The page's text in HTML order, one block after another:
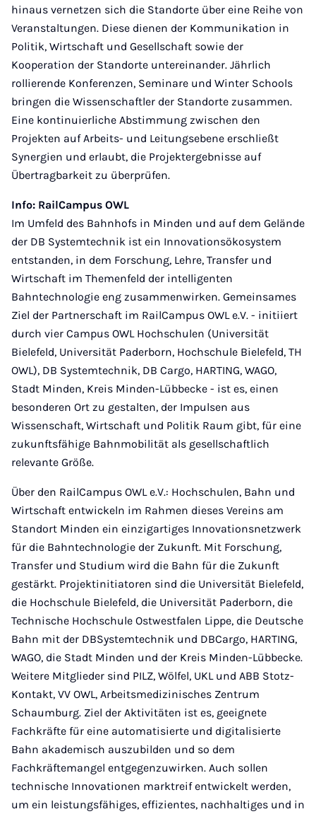
hinaus vernetzen sich die Standorte über eine Reihe von
Veranstaltungen. Diese dienen der Kommunikation in
Politik, Wirtschaft und Gesellschaft sowie der
Kooperation der Standorte untereinander. Jährlich
rollierende Konferenzen, Seminare und Winter Schools
bringen die Wissenschaftler der Standorte zusammen.
Eine kontinuierliche Abstimmung zwischen den
Projekten auf Arbeits- und Leitungsebene erschließt
Synergien und erlaubt, die Projektergebnisse auf
Übertragbarkeit zu überprüfen.
Info: RailCampus OWL
Im Umfeld des Bahnhofs in Minden und auf dem Gelände
der DB Systemtechnik ist ein Innovationsökosystem
entstanden, in dem Forschung, Lehre, Transfer und
Wirtschaft im Themenfeld der intelligenten
Bahntechnologie eng zusammenwirken. Gemeinsames
Ziel der Partnerschaft im RailCampus OWL e.V. - initiiert
durch vier Campus OWL Hochschulen (Universität
Bielefeld, Universität Paderborn, Hochschule Bielefeld, TH
OWL), DB Systemtechnik, DB Cargo, HARTING, WAGO,
Stadt Minden, Kreis Minden-Lübbecke - ist es, einen
besonderen Ort zu gestalten, der Impulsen aus
Wissenschaft, Wirtschaft und Politik Raum gibt, für eine
zukunftsfähige Bahnmobilität als gesellschaftlich
relevante Größe.
Über den RailCampus OWL e.V.: Hochschulen, Bahn und
Wirtschaft entwickeln im Rahmen dieses Vereins am
Standort Minden ein einzigartiges Innovationsnetzwerk
für die Bahntechnologie der Zukunft. Mit Forschung,
Transfer und Studium wird die Bahn für die Zukunft
gestärkt. Projektinitiatoren sind die Universität Bielefeld,
die Hochschule Bielefeld, die Universität Paderborn, die
Technische Hochschule Ostwestfalen Lippe, die Deutsche
Bahn mit der DBSystemtechnik und DBCargo, HARTING,
WAGO, die Stadt Minden und der Kreis Minden-Lübbecke.
Weitere Mitglieder sind PILZ, Wölfel, UKL und ABB Stotz-
Kontakt, VV OWL, Arbeitsmedizinisches Zentrum
Schaumburg. Ziel der Aktivitäten ist es, geeignete
Fachkräfte für eine automatisierte und digitalisierte
Bahn akademisch auszubilden und so dem
Fachkräftemangel entgegenzuwirken. Auch sollen
technische Innovationen marktreif entwickelt werden,
um ein leistungsfähiges, effizientes, nachhaltiges und in